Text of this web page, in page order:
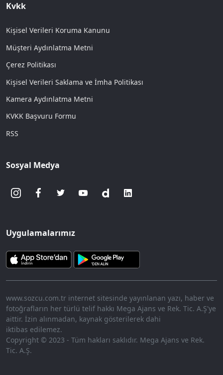
Kvkk
Kişisel Verileri Koruma Kanunu
Müşteri Aydınlatma Metni
Çerez Politikası
Kişisel Verileri Saklama ve İmha Politikası
Kamera Aydınlatma Metni
KVKK Başvuru Formu
RSS
Sosyal Medya
Uygulamalarımız
www.sozcu.com.tr internet sitesinde yayınlanan yazı, haber ve
fotoğrafların her türlü telif hakkı Mega Ajans ve Rek. Tic. A.Ş'ye
aittir. İzin alınmadan, kaynak gösterilerek dahi
iktibas edilemez.
Copyright © 2023 - Tüm hakları saklıdır. Mega Ajans ve Rek.
Tic. A.Ş.